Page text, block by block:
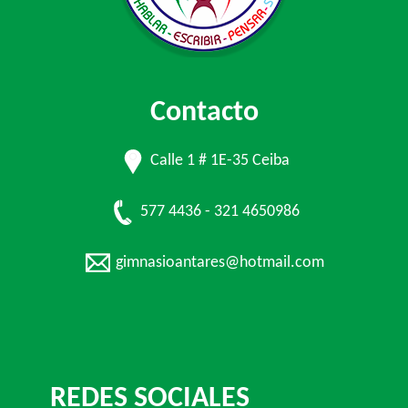
Contacto
Calle 1 # 1E-35 Ceiba
577 4436 - 321 4650986
gimnasioantares@hotmail.com
REDES SOCIALES